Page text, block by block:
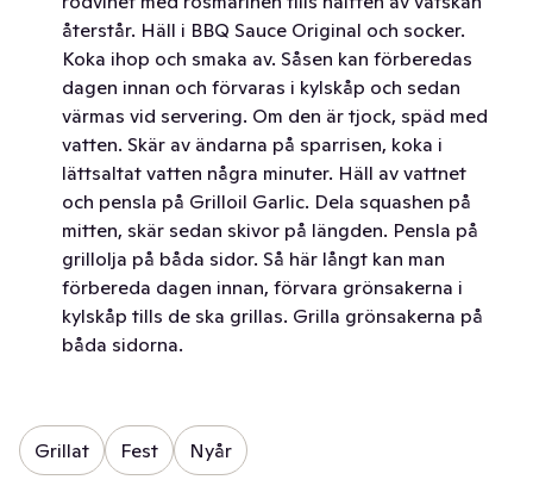
återstår. Häll i BBQ Sauce Original och socker.
Koka ihop och smaka av. Såsen kan förberedas
dagen innan och förvaras i kylskåp och sedan
värmas vid servering. Om den är tjock, späd med
vatten. Skär av ändarna på sparrisen, koka i
lättsaltat vatten några minuter. Häll av vattnet
och pensla på Grilloil Garlic. Dela squashen på
mitten, skär sedan skivor på längden. Pensla på
grillolja på båda sidor. Så här långt kan man
förbereda dagen innan, förvara grönsakerna i
kylskåp tills de ska grillas. Grilla grönsakerna på
båda sidorna.
Grillat Fest Nyår